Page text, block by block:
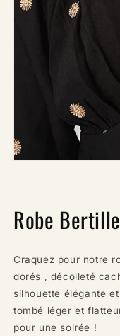
une
fenêtre
Robe
Craquez pour notre
dorés , décolleté
silhouette élégante
tombé léger et
pour une soirée !